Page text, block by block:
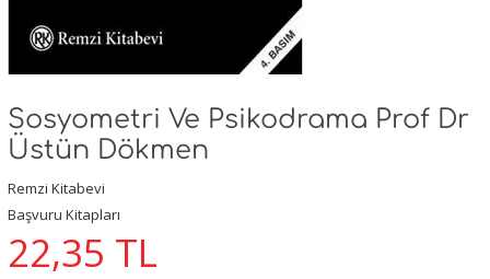
Sosyometri Ve Psikodrama Prof Dr
Üstün Dökmen
Remzi Kitabevi
Başvuru Kitapları
22,35 TL